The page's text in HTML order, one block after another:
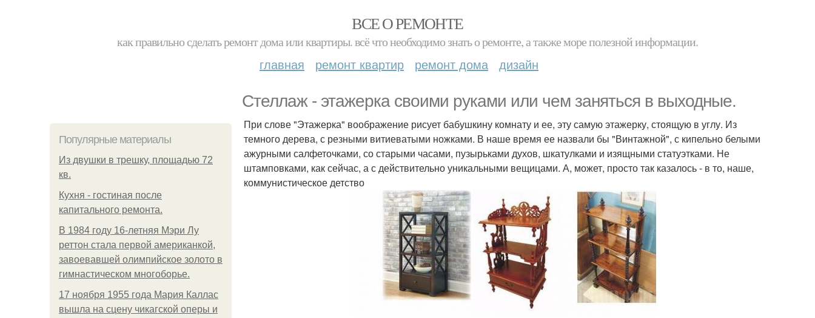
ВСЕ О РЕМОНТЕ
как правильно сделать ремонт дома или квартиры. всё что необходимо знать о ремонте, а также море полезной информации.
главная ремонт квартир ремонт дома дизайн
Стеллаж - этажерка своими руками или чем заняться в выходные.
Популярные материалы
Из двушки в трешку, площадью 72
кв.
Кухня - гостиная после
капитального ремонта.
В 1984 году 16-летняя Мэри Лу
реттон стала первой американкой,
завоевавшей олимпийское золото в
гимнастическом многоборье.
17 ноября 1955 года Мария Каллас
вышла на сцену чикагской оперы и
При слове "Этажерка" воображение рисует бабушкину комнату и ее, эту самую этажерку, стоящую в углу. Из
темного дерева, с резными витиеватыми ножками. В наше время ее назвали бы "Винтажной", с кипельно белыми
ажурными салфеточками, со старыми часами, пузырьками духов, шкатулками и изящными статуэтками. Не
штамповками, как сейчас, а с действительно уникальными вещицами. А, может, просто так казалось - в то, наше,
коммунистическое детство